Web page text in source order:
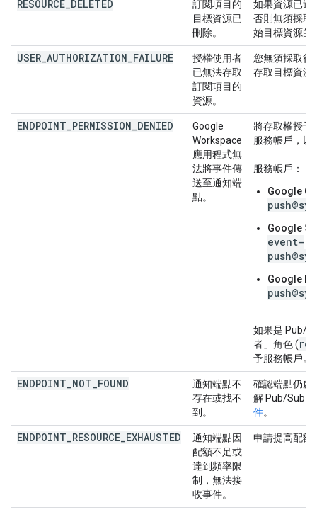
RESOURCE_DELETED
訂閱項目的
目標資源已
刪除。
如果資源已還
否則無須採取
始目標資源的
USER_AUTHORIZATION_FAILURE
授權使用者
已無法存取
訂閱項目的
資源。
您無須採取行
存取目標資源
ENDPOINT_PERMISSION_DENIED
Google
Workspace
應用程式無
法將事件傳
送至通知端
點。
將存取權授予
服務帳戶，以
服務帳戶：
Google
Google 雲
event-
Google
如果是 Pub/
者」 角色 (
予服務帳戶。
ENDPOINT_NOT_FOUND
通知端點不
存在或找不
到。
確認端點仍處
解 Pub/Sub
件。
ENDPOINT_RESOURCE_EXHAUSTED
通知端點因
配額不足或
達到頻率限
制，無法接
收事件。
申請提高配額